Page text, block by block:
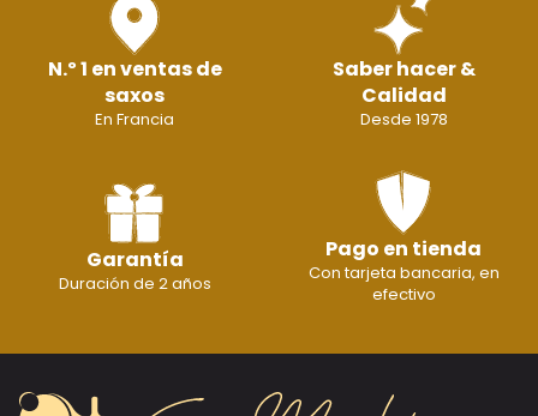
N.º 1 en ventas de
saxos
En Francia
Saber hacer &
Calidad
Desde 1978
Garantía
Duración de 2 años
Pago en tienda
Con tarjeta bancaria, en
efectivo